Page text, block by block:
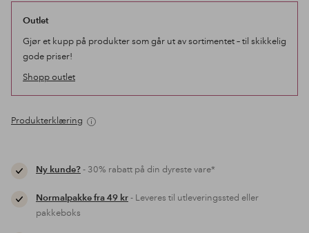
Outlet
Gjør et kupp på produkter som går ut av sortimentet – til skikkelig
gode priser!
Shopp outlet
Produkterklæring
Ny kunde?- 30% rabatt på din dyreste vare*
Normalpakke fra 49 kr- Leveres til utleveringssted eller
pakkeboks